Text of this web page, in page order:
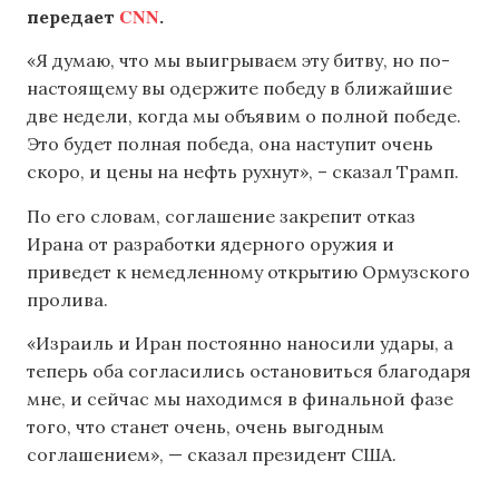
передает CNN.
«Я думаю, что мы выигрываем эту битву, но по-
настоящему вы одержите победу в ближайшие
две недели, когда мы объявим о полной победе.
Это будет полная победа, она наступит очень
скоро, и цены на нефть рухнут», – сказал Трамп.
По его словам, соглашение закрепит отказ
Ирана от разработки ядерного оружия и
приведет к немедленному открытию Ормузского
пролива.
«Израиль и Иран постоянно наносили удары, а
теперь оба согласились остановиться благодаря
мне, и сейчас мы находимся в финальной фазе
того, что станет очень, очень выгодным
соглашением», — сказал президент США.